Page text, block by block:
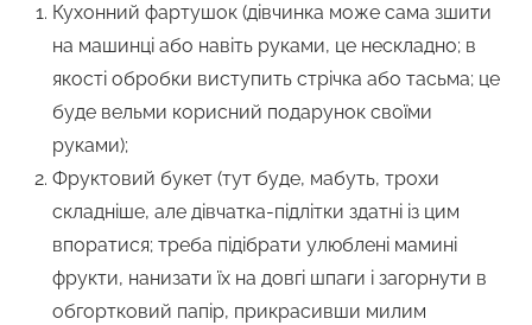
Кухонний фартушок (дівчинка може сама зшити
на машинці або навіть руками, це нескладно; в
якості обробки виступить стрічка або тасьма; це
буде вельми корисний подарунок своїми
руками);
Фруктовий букет (тут буде, мабуть, трохи
складніше, але дівчатка-підлітки здатні із цим
впоратися; треба підібрати улюблені мамині
фрукти, нанизати їх на довгі шпаги і загорнути в
обгортковий папір, прикрасивши милим